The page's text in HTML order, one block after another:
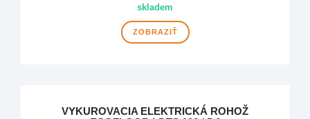
skladem
ZOBRAZIŤ
VYKUROVACIA ELEKTRICKÁ ROHOŽ